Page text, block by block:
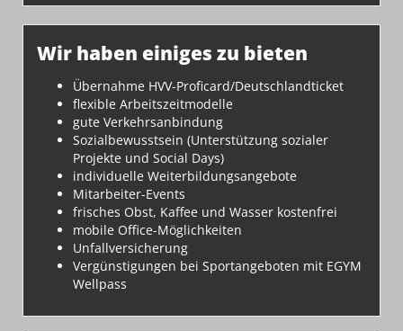
Wir haben einiges zu bieten
Übernahme HVV-Proficard/Deutschlandticket
flexible Arbeitszeitmodelle
gute Verkehrsanbindung
Sozialbewusstsein (Unterstützung sozialer
Projekte und Social Days)
individuelle Weiterbildungsangebote
Mitarbeiter-Events
frisches Obst, Kaffee und Wasser kostenfrei
mobile Office-Möglichkeiten
Unfallversicherung
Vergünstigungen bei Sportangeboten mit EGYM
Wellpass